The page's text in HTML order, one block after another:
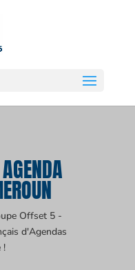
Offset 5 -
d'Agendas
!